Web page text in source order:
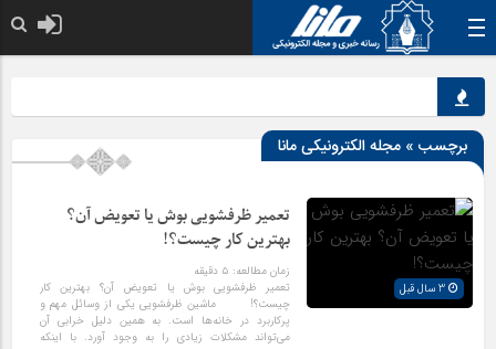
برچسب » مجله الکترونیکی مانا
تعمیر ظرفشویی بوش یا تعویض آن؟
بهترین کار چیست؟!
زمان مطالعه: ۵ دقیقه
تعمیر ظرفشویی بوش یا تعویض آن؟ بهترین کار
چیست؟! ماشین ظرفشویی یکی از وسائل مهم و
پرکاربرد در خانه‌ها است. به همین دلیل خرابی آن
می‌تواند مشکلات زیادی را به وجود آورد. با اینکه